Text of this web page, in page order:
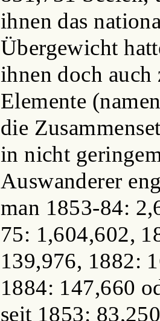
ihnen das
Übergewicht
ihnen doch
Elemente
die
in nicht
Auswanderer
man 1853-84:
75: 1,604,602,
139,976, 1882:
1884: 147,660
seit 1853: